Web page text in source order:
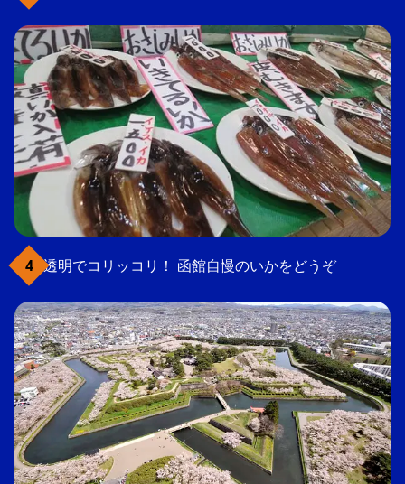
透明でコリッコリ！ 函館自慢のいかをどうぞ